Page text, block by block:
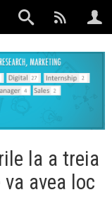
la a treia
avea loc